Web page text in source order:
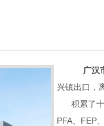
广汉
兴镇出口，
积累了十
PFA、FEP